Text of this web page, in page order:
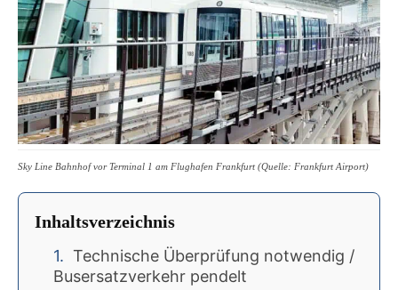
Sky Line Bahnhof vor Terminal 1 am Flughafen Frankfurt (Quelle: Frankfurt Airport)
Inhaltsverzeichnis
Technische Überprüfung notwendig /
Busersatzverkehr pendelt